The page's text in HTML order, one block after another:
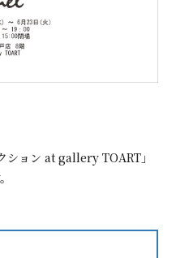
ション at gallery TOART」